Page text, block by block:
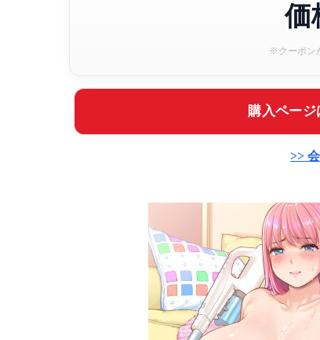
価
※クーポン
購入ページ
>>